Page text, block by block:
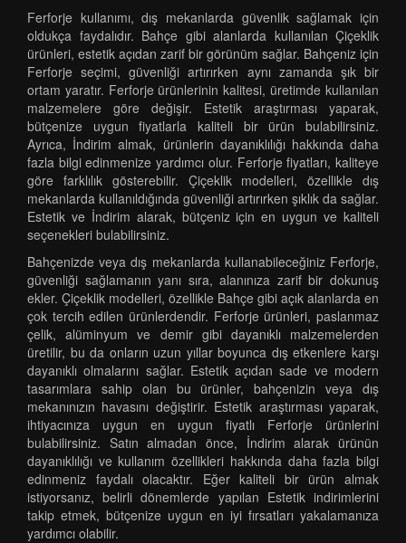
Ferforje kullanımı, dış mekanlarda güvenlik sağlamak için
oldukça faydalıdır. Bahçe gibi alanlarda kullanılan Çiçeklik
ürünleri, estetik açıdan zarif bir görünüm sağlar. Bahçeniz için
Ferforje seçimi, güvenliği artırırken aynı zamanda şık bir
ortam yaratır. Ferforje ürünlerinin kalitesi, üretimde kullanılan
malzemelere göre değişir. Estetik araştırması yaparak,
bütçenize uygun fiyatlarla kaliteli bir ürün bulabilirsiniz.
Ayrıca, İndirim almak, ürünlerin dayanıklılığı hakkında daha
fazla bilgi edinmenize yardımcı olur. Ferforje fiyatları, kaliteye
göre farklılık gösterebilir. Çiçeklik modelleri, özellikle dış
mekanlarda kullanıldığında güvenliği artırırken şıklık da sağlar.
Estetik ve İndirim alarak, bütçeniz için en uygun ve kaliteli
seçenekleri bulabilirsiniz.
Bahçenizde veya dış mekanlarda kullanabileceğiniz Ferforje,
güvenliği sağlamanın yanı sıra, alanınıza zarif bir dokunuş
ekler. Çiçeklik modelleri, özellikle Bahçe gibi açık alanlarda en
çok tercih edilen ürünlerdendir. Ferforje ürünleri, paslanmaz
çelik, alüminyum ve demir gibi dayanıklı malzemelerden
üretilir, bu da onların uzun yıllar boyunca dış etkenlere karşı
dayanıklı olmalarını sağlar. Estetik açıdan sade ve modern
tasarımlara sahip olan bu ürünler, bahçenizin veya dış
mekanınızın havasını değiştirir. Estetik araştırması yaparak,
ihtiyacınıza uygun en uygun fiyatlı Ferforje ürünlerini
bulabilirsiniz. Satın almadan önce, İndirim alarak ürünün
dayanıklılığı ve kullanım özellikleri hakkında daha fazla bilgi
edinmeniz faydalı olacaktır. Eğer kaliteli bir ürün almak
istiyorsanız, belirli dönemlerde yapılan Estetik indirimlerini
takip etmek, bütçenize uygun en iyi fırsatları yakalamanıza
yardımcı olabilir.